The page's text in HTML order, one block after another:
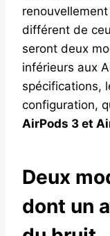
différent de
seront deux
inférieurs aux
spécifications,
configuration,
AirPods 3 et
Deux
dont un